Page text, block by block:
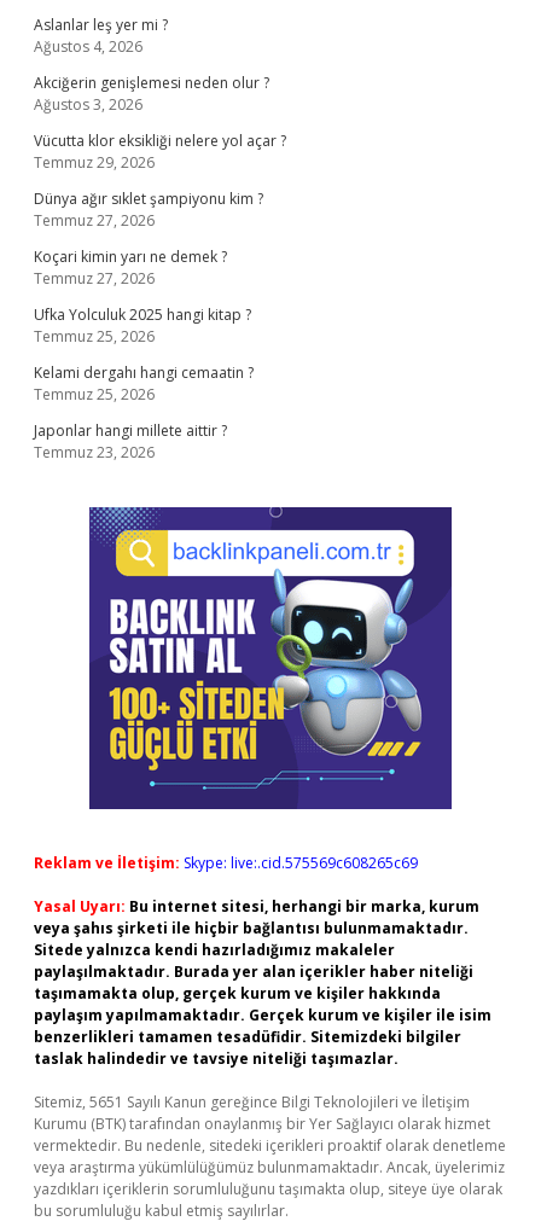
Aslanlar leş yer mi ?
Ağustos 4, 2026
Akciğerin genişlemesi neden olur ?
Ağustos 3, 2026
Vücutta klor eksikliği nelere yol açar ?
Temmuz 29, 2026
Dünya ağır sıklet şampiyonu kim ?
Temmuz 27, 2026
Koçari kimin yarı ne demek ?
Temmuz 27, 2026
Ufka Yolculuk 2025 hangi kitap ?
Temmuz 25, 2026
Kelami dergahı hangi cemaatin ?
Temmuz 25, 2026
Japonlar hangi millete aittir ?
Temmuz 23, 2026
Reklam ve İletişim: Skype: live:.cid.575569c608265c69
Yasal Uyarı: Bu internet sitesi, herhangi bir marka, kurum
veya şahıs şirketi ile hiçbir bağlantısı bulunmamaktadır.
Sitede yalnızca kendi hazırladığımız makaleler
paylaşılmaktadır. Burada yer alan içerikler haber niteliği
taşımamakta olup, gerçek kurum ve kişiler hakkında
paylaşım yapılmamaktadır. Gerçek kurum ve kişiler ile isim
benzerlikleri tamamen tesadüfidir. Sitemizdeki bilgiler
taslak halindedir ve tavsiye niteliği taşımazlar.
Sitemiz, 5651 Sayılı Kanun gereğince Bilgi Teknolojileri ve İletişim
Kurumu (BTK) tarafından onaylanmış bir Yer Sağlayıcı olarak hizmet
vermektedir. Bu nedenle, sitedeki içerikleri proaktif olarak denetleme
veya araştırma yükümlülüğümüz bulunmamaktadır. Ancak, üyelerimiz
yazdıkları içeriklerin sorumluluğunu taşımakta olup, siteye üye olarak
bu sorumluluğu kabul etmiş sayılırlar.